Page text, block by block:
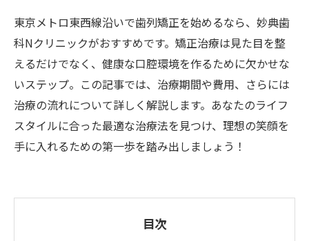
東京メトロ東西線沿いで歯列矯正を始めるなら、妙典歯
科Nクリニックがおすすめです。矯正治療は見た目を整
えるだけでなく、健康な口腔環境を作るために欠かせな
いステップ。この記事では、治療期間や費用、さらには
治療の流れについて詳しく解説します。あなたのライフ
スタイルに合った最適な治療法を見つけ、理想の笑顔を
手に入れるための第一歩を踏み出しましょう！
目次